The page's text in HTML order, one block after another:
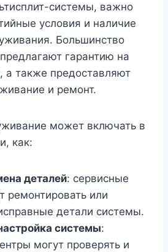
системы, важно
условия и наличие
Большинство
гарантию на
а также предоставляют
и ремонт.
может включать в
как:
деталей: сервисные
ремонтировать или
детали системы.
системы:
могут проверять и